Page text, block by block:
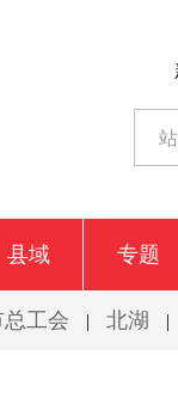
县域 专题
总工会 | 北湖 |